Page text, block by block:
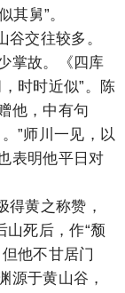
其舅”。
交往较多。
掌故。《四库
时时近似”。陈
他，中有句
”师川一见，以
表明他平日对
得黄之称赞，
山死后，作“颓
他不甘居门
源于黄山谷，